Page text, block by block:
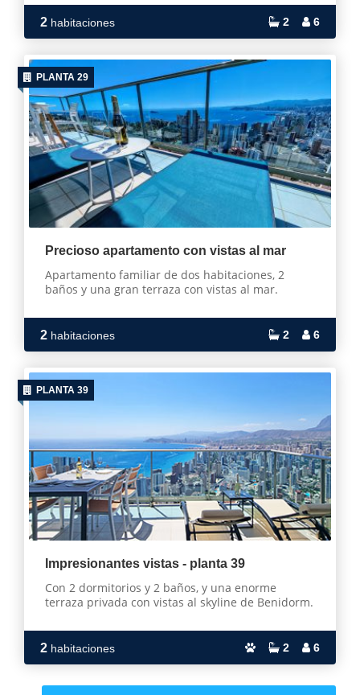
2 habitaciones 2 6
PLANTA 29
Precioso apartamento con vistas al mar
Apartamento familiar de dos habitaciones, 2
baños y una gran terraza con vistas al mar.
2 habitaciones 2 6
PLANTA 39
Impresionantes vistas - planta 39
Con 2 dormitorios y 2 baños, y una enorme
terraza privada con vistas al skyline de Benidorm.
2 habitaciones 2 6